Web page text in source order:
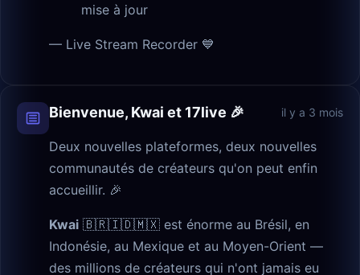
mise à jour
— Live Stream Recorder 💙
Bienvenue, Kwai et 17live 🎉 il y a 3 mois
Deux nouvelles plateformes, deux nouvelles
communautés de créateurs qu'on peut enfin
accueillir. 🎉
Kwai 🇧🇷🇮🇩🇲🇽 est énorme au Brésil, en
Indonésie, au Mexique et au Moyen-Orient —
des millions de créateurs qui n'ont jamais eu